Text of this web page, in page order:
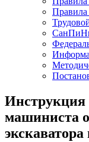
Правила
Инструкция
машиниста